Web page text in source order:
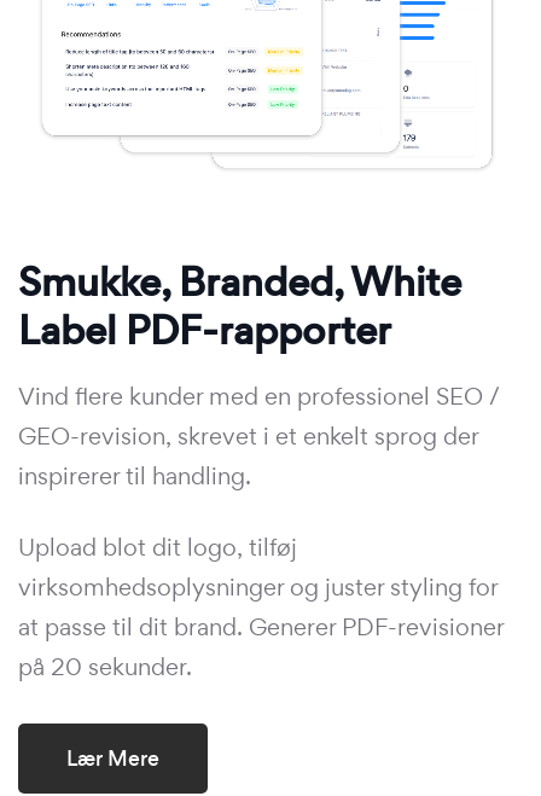
Smukke, Branded, White
Label PDF-rapporter
Vind flere kunder med en professionel SEO /
GEO-revision, skrevet i et enkelt sprog der
inspirerer til handling.
Upload blot dit logo, tilføj
virksomhedsoplysninger og juster styling for
at passe til dit brand. Generer PDF-revisioner
på 20 sekunder.
Lær Mere